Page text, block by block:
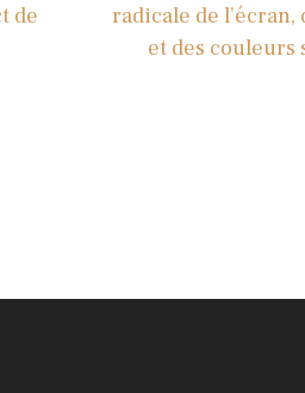
de
radicale de
et des couleurs